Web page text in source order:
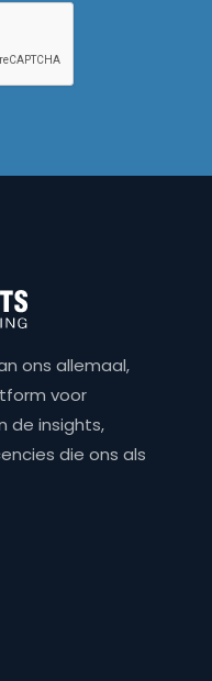
ons allemaal,
voor
de insights,
die ons als